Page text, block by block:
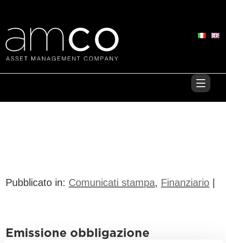
Pubblicato in: Comunicati stampa, Finanziario
Emissione obbligazione